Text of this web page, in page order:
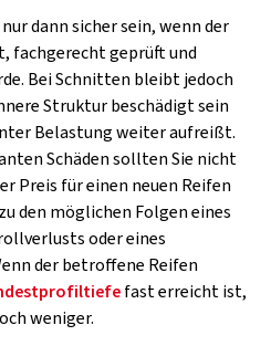
dann sicher sein, wenn der
fachgerecht geprüft und
Bei Schnitten bleibt jedoch
Struktur beschädigt sein
Belastung weiter aufreißt.
Schäden sollten Sie nicht
Preis für einen neuen Reifen
den möglichen Folgen eines
oder eines
der betroffene Reifen
fast erreicht ist,
weniger.